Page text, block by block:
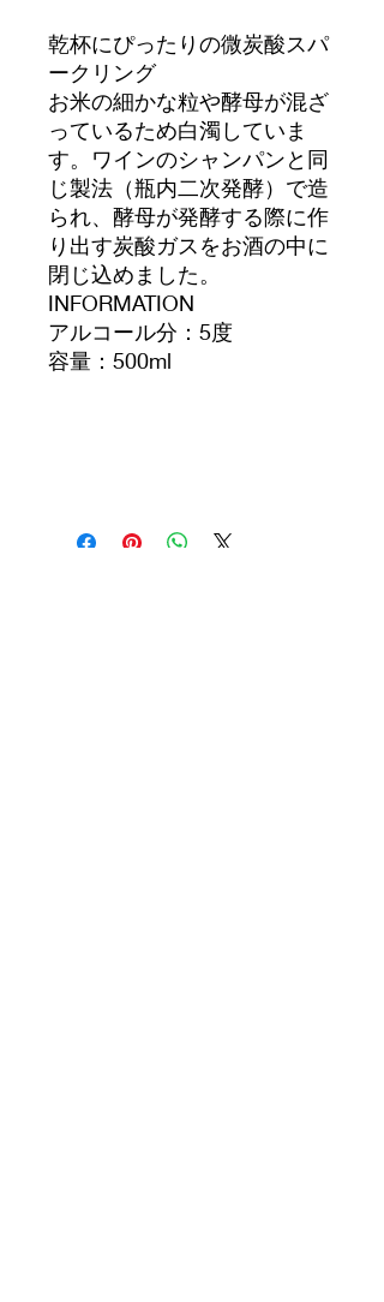
乾杯にぴったりの微炭酸スパ
ークリング
お米の細かな粒や酵母が混ざ
っているため白濁していま
す。ワインのシャンパンと同
じ製法（瓶内二次発酵）で造
られ、酵母が発酵する際に作
り出す炭酸ガスをお酒の中に
閉じ込めました。
INFORMATION
アルコール分：5度
容量：500ml